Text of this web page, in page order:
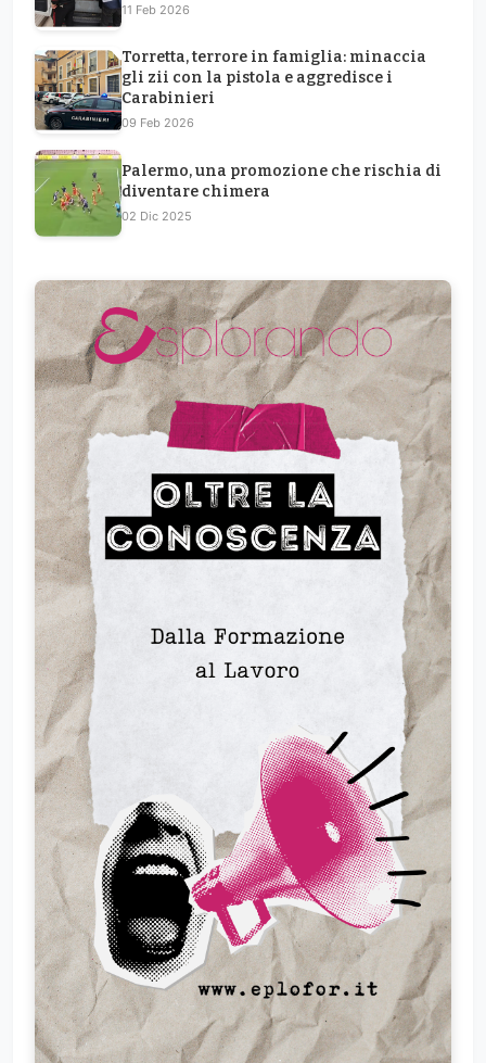
11 Feb 2026
Torretta, terrore in famiglia: minaccia
gli zii con la pistola e aggredisce i
Carabinieri
09 Feb 2026
Palermo, una promozione che rischia di
diventare chimera
02 Dic 2025